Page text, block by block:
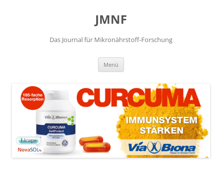
JMNF
Das Journal für Mikronährstoff-Forschung
Menü